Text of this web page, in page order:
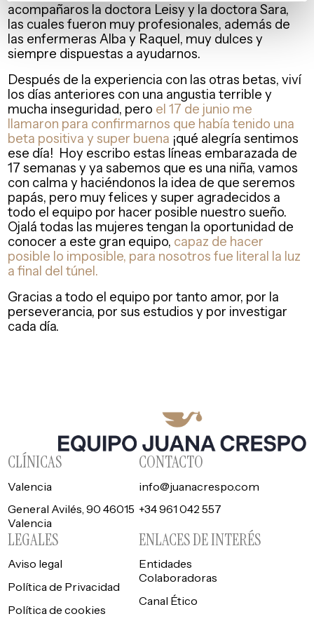
acompañaros la doctora Leisy y la doctora Sara,
las cuales fueron muy profesionales, además de
las enfermeras Alba y Raquel, muy dulces y
siempre dispuestas a ayudarnos.
Después de la experiencia con las otras betas, viví
los días anteriores con una angustia terrible y
mucha inseguridad, pero el 17 de junio me
llamaron para confirmarnos que había tenido una
beta positiva y super buena ¡qué alegría sentimos
ese día! Hoy escribo estas líneas embarazada de
17 semanas y ya sabemos que es una niña, vamos
con calma y haciéndonos la idea de que seremos
papás, pero muy felices y super agradecidos a
todo el equipo por hacer posible nuestro sueño.
Ojalá todas las mujeres tengan la oportunidad de
conocer a este gran equipo, capaz de hacer
posible lo imposible, para nosotros fue literal la luz
a final del túnel.
Gracias a todo el equipo por tanto amor, por la
perseverancia, por sus estudios y por investigar
cada día.
CLÍNICAS
Valencia
General Avilés, 90 46015
Valencia
CONTACTO
info@juanacrespo.com
+34 961 042 557
LEGALES
Aviso legal
Política de Privacidad
Política de cookies
ENLACES DE INTERÉS
Entidades
Colaboradoras
Canal Ético